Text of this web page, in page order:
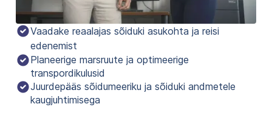
Vaadake reaalajas sõiduki asukohta ja reisi
edenemist
Planeerige marsruute ja optimeerige
transpordikulusid
Juurdepääs sõidumeeriku ja sõiduki andmetele
kaugjuhtimisega